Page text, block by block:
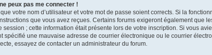
peux pas me connecter !
votre nom d’utilisateur et votre mot de passe soient corrects. Si la
que vous avez reçues. Certains forums exigeront également que
session ; cette information était présente lors de votre inscription. Si vous
spécifié une mauvaise adresse de courrier électronique ou le courrier
essayez de contacter un administrateur du forum.